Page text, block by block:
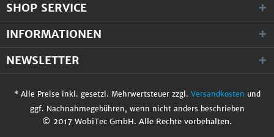
SHOP SERVICE
INFORMATIONEN
NEWSLETTER
* Alle Preise inkl. gesetzl. Mehrwertsteuer zzgl. Versandkosten und
ggf. Nachnahmegebühren, wenn nicht anders beschrieben
© 2017 WobiTec GmbH. Alle Rechte vorbehalten.